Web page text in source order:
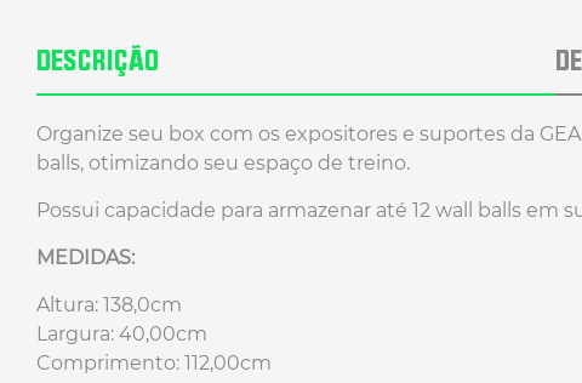
DESCRIÇÃO
Organize seu box com os expositores e suportes da
balls, otimizando seu espaço de treino.
Possui capacidade para armazenar até 12 wall balls em
MEDIDAS:
Altura: 138,0cm
Largura: 40,00cm
Comprimento: 112,00cm